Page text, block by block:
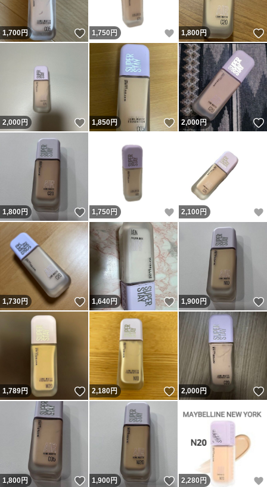
1,700円 いいね！
1,750 円 いいね！
1,800円
2,000円 いいね！
1,850円 いいね！
2,000円
1,800円 いいね！
1,750 円 いいね！
2,100 円
1,730円 いいね！
1,640円 いいね！
1,900円
1,789円 いいね！
2,180円 いいね！
2,000円
1,800円 いいね！
1,900円 いいね！
2,280 円